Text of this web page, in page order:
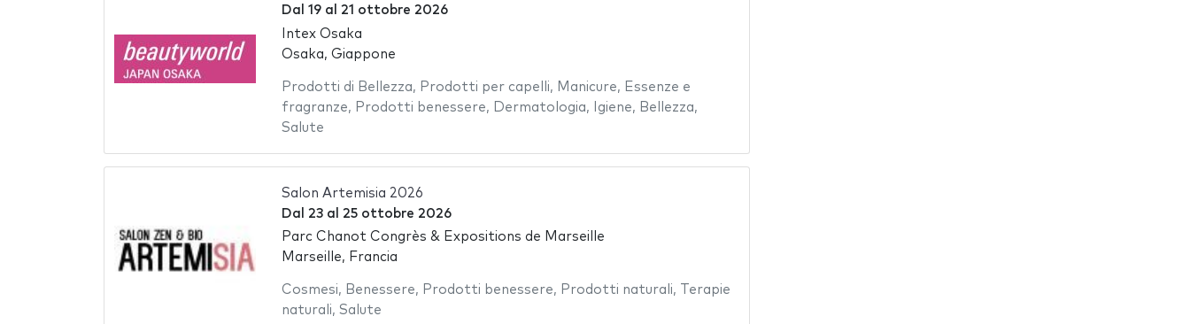
Dal 19al 21 ottobre 2026
Intex Osaka
Osaka, Giappone
Prodotti di Bellezza, Prodotti per capelli, Manicure, Essenze e
fragranze, Prodotti benessere, Dermatologia, Igiene, Bellezza,
Salute
Salon Artemisia 2026
Dal 23al 25 ottobre 2026
Parc Chanot Congrès & Expositions de Marseille
Marseille, Francia
Cosmesi, Benessere, Prodotti benessere, Prodotti naturali,
Terapie
naturali, Salute